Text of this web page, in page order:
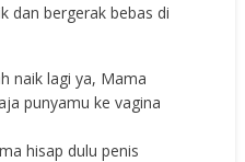
dan bergerak bebas di
naik lagi ya, Mama
punyamu ke vagina
hisap dulu penis